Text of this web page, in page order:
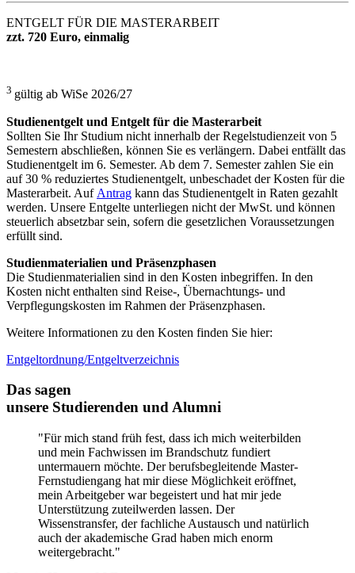
ENTGELT FÜR DIE MASTERARBEIT
zzt. 720 Euro, einmalig
3 gültig ab WiSe 2026/27
Studienentgelt und Entgelt für die Masterarbeit
Sollten Sie Ihr Studium nicht innerhalb der Regelstudienzeit von 5
Semestern abschließen, können Sie es verlängern. Dabei entfällt das
Studienentgelt im 6. Semester. Ab dem 7. Semester zahlen Sie ein
auf 30 % reduziertes Studienentgelt, unbeschadet der Kosten für die
Masterarbeit. Auf Antrag kann das Studienentgelt in Raten gezahlt
werden. Unsere Entgelte unterliegen nicht der MwSt. und können
steuerlich absetzbar sein, sofern die gesetzlichen Voraussetzungen
erfüllt sind.
Studienmaterialien und Präsenzphasen
Die Studienmaterialien sind in den Kosten inbegriffen. In den
Kosten nicht enthalten sind Reise-​, Übernachtungs-​ und
Verpflegungskosten im Rahmen der Präsenzphasen.
Weitere Informationen zu den Kosten finden Sie hier:
Entgeltordnung/Entgeltverzeichnis
Das sagen
unsere Studierenden und Alumni
"Für mich stand früh fest, dass ich mich weiterbilden
und mein Fachwissen im Brandschutz fundiert
untermauern möchte. Der berufsbegleitende Master-
Fernstudiengang hat mir diese Möglichkeit eröffnet,
mein Arbeitgeber war begeistert und hat mir jede
Unterstützung zuteilwerden lassen. Der
Wissenstransfer, der fachliche Austausch und natürlich
auch der akademische Grad haben mich enorm
weitergebracht."